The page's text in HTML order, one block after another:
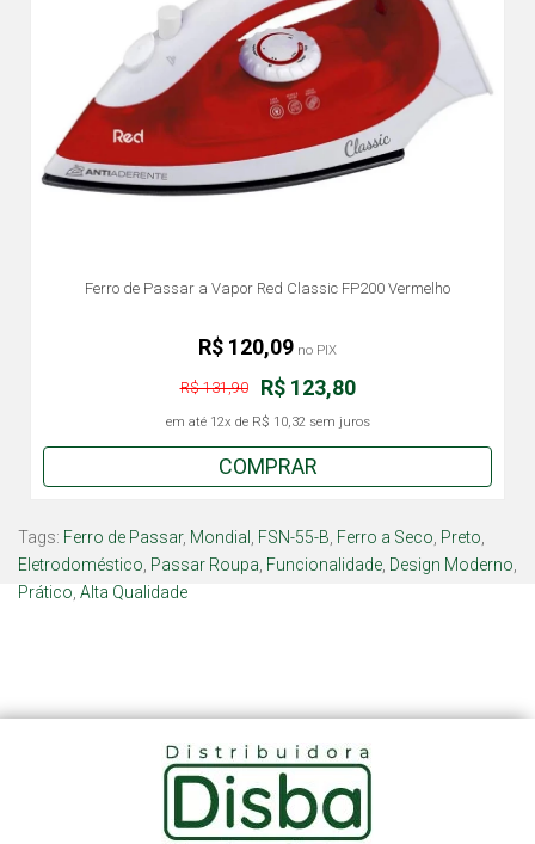
Ferro de Passar a Vapor Red Classic FP200 Vermelho
R$ 123,80
R$ 131,90
em até 12x de R$ 10,32sem juros
R$ 120,09 no PIX
COMPRAR
Tags: Ferro de Passar, Mondial FSN-55-B Ferro a Seco Preto
Eletrodoméstico Passar Roupa Funcionalidade Design Moderno
Prático Alta Qualidade